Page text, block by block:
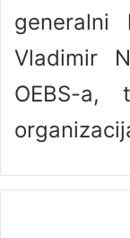
generalni
Vladimir
OEBS-a,